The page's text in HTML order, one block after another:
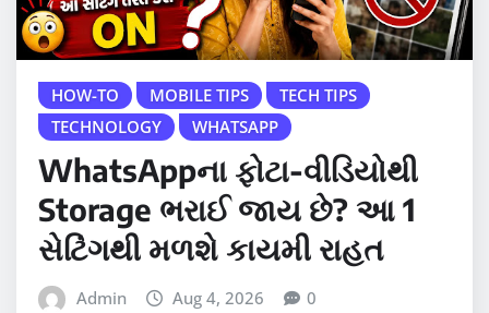
HOW-TO MOBILE TIPS
TECH TIPS
TECHNOLOGY
WHATSAPP
WhatsAppના ફોટા-વીડિયોથી
Storage ભરાઈ જાય છે? આ 1
સેટિંગથી મળશે કાયમી રાહત
Admin Aug 4, 2026 0